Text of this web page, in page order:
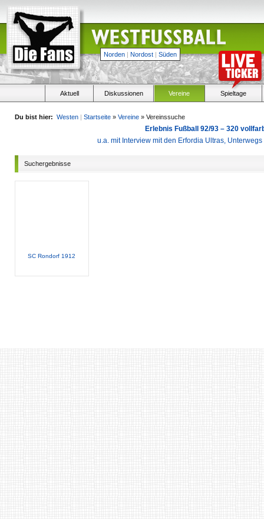
Norden | Nordost | Süden
Aktuell Diskussionen Vereine Spieltage
Du bist hier: Westen | Startseite » Vereine » Vereinssuche
Erlebnis Fußball 92/93 – 320
u.a. mit Interview mit den Erfordia Ultras,
Suchergebnisse
SC Rondorf 1912